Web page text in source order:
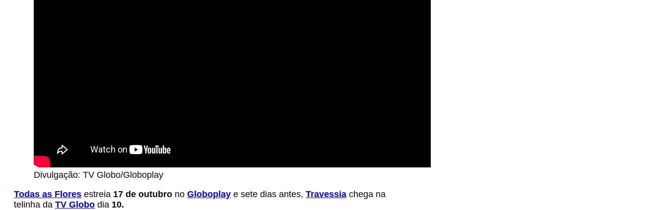
Divulgação: TV Globo/Globoplay
Todas as Flores estreia 17 de outubro no Globoplay e sete dias antes, Travessia chega na
telinha da TV Globo dia 10.